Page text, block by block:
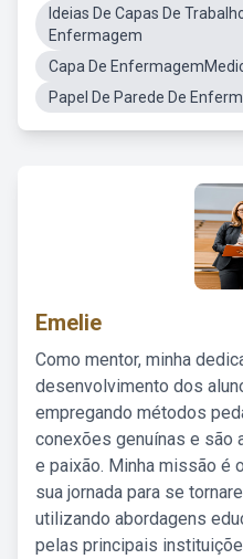
Ideias De Capas De
Enfermagem
Capa De
Papel De Parede De
Emelie
Como mentor, minha
desenvolvimento dos
empregando métodos
conexões genuínas e são
e paixão. Minha missão é
sua jornada para se
utilizando abordagens
pelas principais